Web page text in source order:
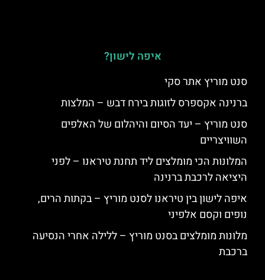
איפה לישון?
סנט מוריץ אתר סקי
ברנינה אקספרס לזוגות בירח דבש – המלצות
סנט מוריץ – יעד הסיום והיהלום של האלפים
השוויצריים
המלונות הכי מומלצים ליד תחנת טיראנו – לפני
היציאה לרכבת ברנינה
איפה לישון בין טיראנו לסנט מוריץ – בקתות הרים,
נופים וקסם אלפיני
מלונות מומלצים בסנט מוריץ – ללילה אחרי הנסיעה
ברכבת